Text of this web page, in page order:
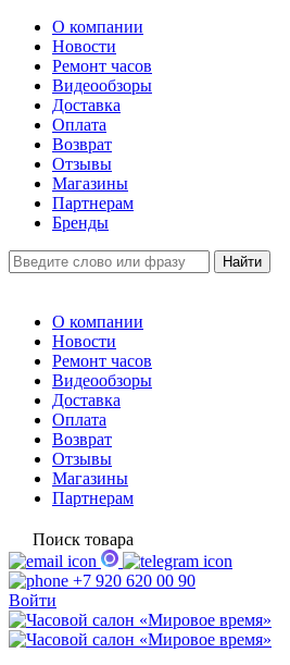
О компании
Новости
Ремонт часов
Видеообзоры
Доставка
Оплата
Возврат
Отзывы
Магазины
Партнерам
Бренды
О компании
Новости
Ремонт часов
Видеообзоры
Доставка
Оплата
Возврат
Отзывы
Магазины
Партнерам
Поиск товара
+7 920 620 00 90
Войти